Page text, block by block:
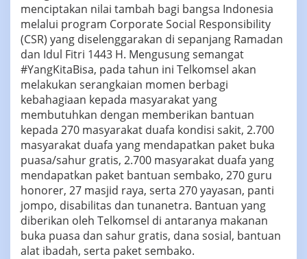
menciptakan nilai tambah bagi bangsa Indonesia
melalui program Corporate Social Responsibility
(CSR) yang diselenggarakan di sepanjang Ramadan
dan Idul Fitri 1443 H. Mengusung semangat
#YangKitaBisa, pada tahun ini Telkomsel akan
melakukan serangkaian momen berbagi
kebahagiaan kepada masyarakat yang
membutuhkan dengan memberikan bantuan
kepada 270 masyarakat duafa kondisi sakit, 2.700
masyarakat duafa yang mendapatkan paket buka
puasa/sahur gratis, 2.700 masyarakat duafa yang
mendapatkan paket bantuan sembako, 270 guru
honorer, 27 masjid raya, serta 270 yayasan, panti
jompo, disabilitas dan tunanetra. Bantuan yang
diberikan oleh Telkomsel di antaranya makanan
buka puasa dan sahur gratis, dana sosial, bantuan
alat ibadah, serta paket sembako.